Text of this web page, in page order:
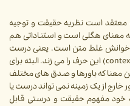
است نظریه حقیقت و توجیه
به معنای هگلی است و استناداتی هم
خوانش غلط متن است. یعنی درست
متوجه نشده که هوسرل در چه بستری (context) این حرف را می زند. البته برای
معنا که باورها و صدق های مختلف
از یک زمینه نمی تواند درست یا
خود مفهوم حقیقت و درستی قابل